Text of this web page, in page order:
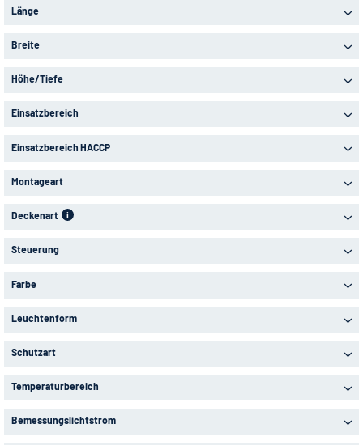
Länge
Breite
Höhe/Tiefe
Einsatzbereich
Einsatzbereich HACCP
Montageart
Deckenart i
Steuerung
Farbe
Leuchtenform
Schutzart
Temperaturbereich
Bemessungslichtstrom